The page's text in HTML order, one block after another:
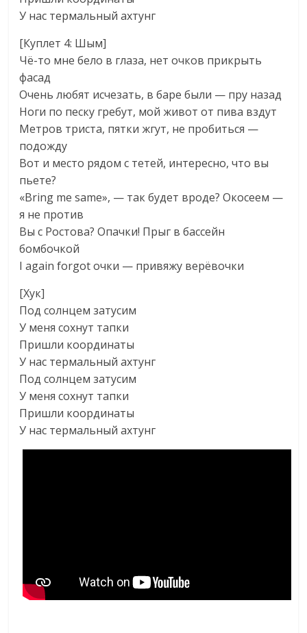
У нас термальный ахтунг
[Куплет 4: Шым]
Чё-то мне бело в глаза, нет очков прикрыть
фасад
Очень любят исчезать, в баре были — пру назад
Ноги по песку гребут, мой живот от пива вздут
Метров триста, пятки жгут, не пробиться —
подожду
Вот и место рядом с тетей, интересно, что вы
пьете?
«Bring me same», — так будет вроде? Окосеем —
я не против
Вы с Ростова? Опачки! Прыг в бассейн
бомбочкой
I again forgot очки — привяжу верёвочки
[Хук]
Под солнцем затусим
У меня сохнут тапки
Пришли координаты
У нас термальный ахтунг
Под солнцем затусим
У меня сохнут тапки
Пришли координаты
У нас термальный ахтунг